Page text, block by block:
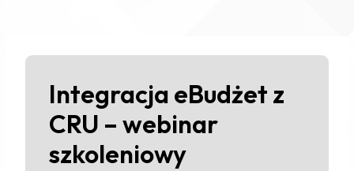
Integracja eBudżet z
CRU – webinar
szkoleniowy